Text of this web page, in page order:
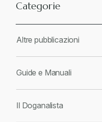
Categorie
Altre pubblicazioni
Guide e Manuali
Il Doganalista